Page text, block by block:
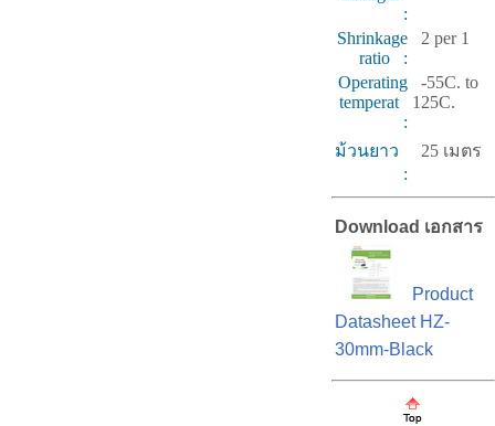
:
Shrinkage
ratio :
2 per 1
Operating
temperat
:
-55C. to
125C.
ม้วนยาว
:
25 เมตร
Download เอกสาร
Product
Datasheet HZ-
30mm-Black